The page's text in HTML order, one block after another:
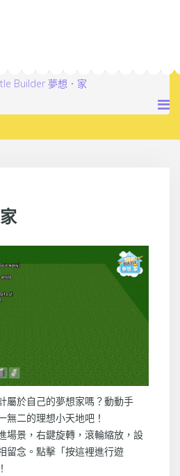
Builder 夢想．家
屬於自己的夢想家嗎？動動手
無二的理想小天地吧！
場景，右鍵旋轉，滾輪縮放，設
留念。點擊「按這裡進行遊